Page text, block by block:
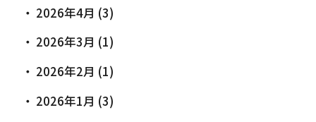
2026年4月 (3)
2026年3月 (1)
2026年2月 (1)
2026年1月 (3)